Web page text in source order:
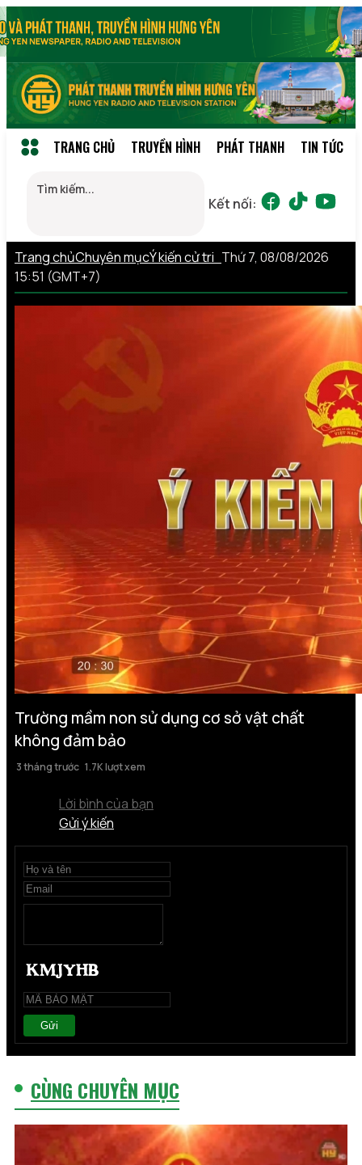
TRANG CHỦ TRUYỀN HÌNH PHÁT THANH TIN TỨC
Kết nối:
Trang chủChuyên mụcÝ kiến cử tri Thứ 7, 08/08/2026
15:51 (GMT+7)
Trường mầm non sử dụng cơ sở vật chất
không đảm bảo
3 tháng trước 1.7K lượt xem
Lời bình của bạn
Gửi ý kiến
Gửi
CÙNG CHUYÊN MỤC